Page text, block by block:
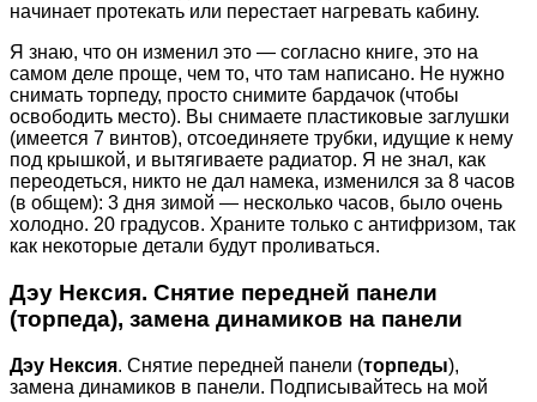
начинает протекать или перестает нагревать кабину.
Я знаю, что он изменил это — согласно книге, это на
самом деле проще, чем то, что там написано. Не нужно
снимать торпеду, просто снимите бардачок (чтобы
освободить место). Вы снимаете пластиковые заглушки
(имеется 7 винтов), отсоединяете трубки, идущие к нему
под крышкой, и вытягиваете радиатор. Я не знал, как
переодеться, никто не дал намека, изменился за 8 часов
(в общем): 3 дня зимой — несколько часов, было очень
холодно. 20 градусов. Храните только с антифризом, так
как некоторые детали будут проливаться.
Дэу Нексия. Снятие передней панели
(торпеда), замена динамиков на панели
Дэу Нексия. Снятие передней панели (торпеды),
замена динамиков в панели. Подписывайтесь на мой